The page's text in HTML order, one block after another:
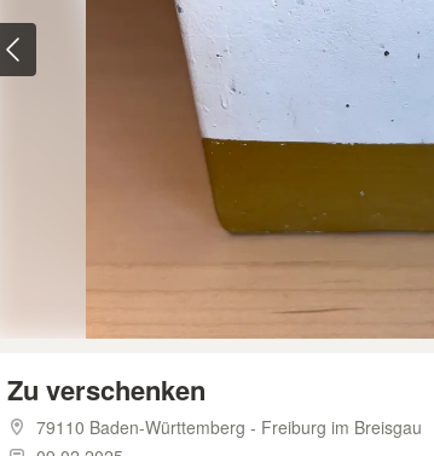
Zu verschenken
79110 Baden-Württemberg - Freiburg im Breisgau